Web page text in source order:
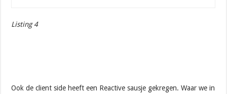
Listing 4
Ook de client side heeft een Reactive sausje gekregen. Waar we in